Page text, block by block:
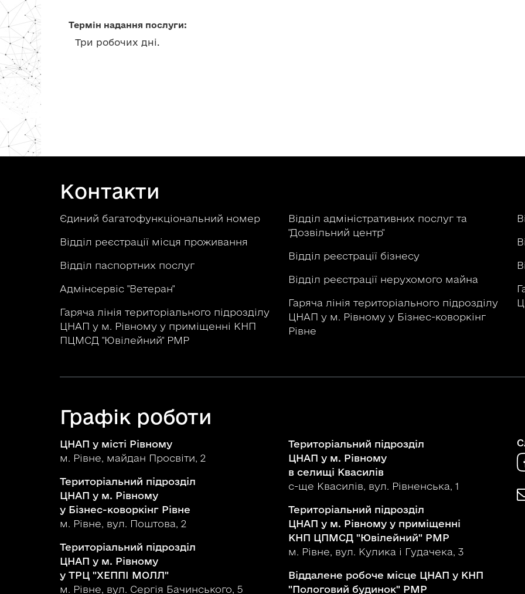
Термін надання послуги:
Три робочих дні.
Контакти
Єдиний багатофункціональний номер
Відділ реєстрації місця проживання
Відділ паспортних послуг
Адмінсервіс "Ветеран"
Гаряча лінія територіального підрозділу
ЦНАП у м. Рівному у приміщенні КНП
ПЦМСД "Ювілейний" РМР
Відділ адміністративних послуг та
"Дозвільний центр"
Відділ реєстрації бізнесу
Відділ реєстрації нерухомого майна
Гаряча лінія територіального підрозділу
ЦНАП у м. Рівному у Бізнес-коворкінг
Рівне
Графік роботи
ЦНАП у місті Рівному
м. Рівне, майдан Просвіти, 2
Територіальний підрозділ
ЦНАП у м. Рівному
у Бізнес-коворкінг Рівне
м. Рівне, вул. Поштова, 2
Територіальний підрозділ
ЦНАП у м. Рівному
у ТРЦ "ХЕППІ МОЛЛ"
м. Рівне, вул. Сергія Бачинського, 5
Територіальний підрозділ
ЦНАП у м. Рівному
в селищі Квасилів
с-ще Квасилів, вул. Рівненська, 1
Територіальний підрозділ
ЦНАП у м. Рівному у приміщенні
КНП ЦПМСД "Ювілейний" РМР
м. Рівне, вул. Кулика і Гудачека, 3
Віддалене робоче місце ЦНАП у КНП
"Пологовий будинок" РМР